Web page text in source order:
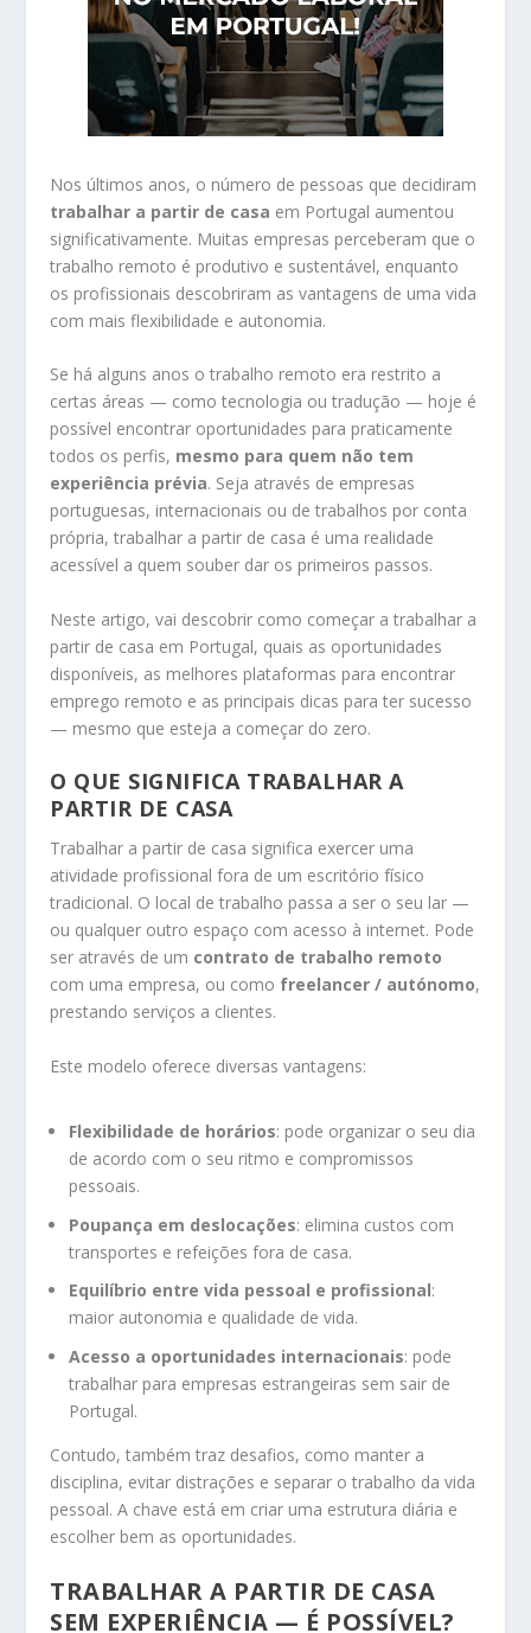
Nos últimos anos, o número de pessoas que decidiram
trabalhar a partir de casa em Portugal aumentou
significativamente. Muitas empresas perceberam que o
trabalho remoto é produtivo e sustentável, enquanto
os profissionais descobriram as vantagens de uma vida
com mais flexibilidade e autonomia.
Se há alguns anos o trabalho remoto era restrito a
certas áreas — como tecnologia ou tradução — hoje é
possível encontrar oportunidades para praticamente
todos os perfis, mesmo para quem não tem
experiência prévia. Seja através de empresas
portuguesas, internacionais ou de trabalhos por conta
própria, trabalhar a partir de casa é uma realidade
acessível a quem souber dar os primeiros passos.
Neste artigo, vai descobrir como começar a trabalhar a
partir de casa em Portugal, quais as oportunidades
disponíveis, as melhores plataformas para encontrar
emprego remoto e as principais dicas para ter sucesso
— mesmo que esteja a começar do zero.
O QUE SIGNIFICA TRABALHAR A
PARTIR DE CASA
Trabalhar a partir de casa significa exercer uma
atividade profissional fora de um escritório físico
tradicional. O local de trabalho passa a ser o seu lar —
ou qualquer outro espaço com acesso à internet. Pode
ser através de um contrato de trabalho remoto
com uma empresa, ou como freelancer / autónomo,
prestando serviços a clientes.
Este modelo oferece diversas vantagens:
Flexibilidade de horários: pode organizar o seu dia
de acordo com o seu ritmo e compromissos
pessoais.
Poupança em deslocações: elimina custos com
transportes e refeições fora de casa.
Equilíbrio entre vida pessoal e profissional:
maior autonomia e qualidade de vida.
Acesso a oportunidades internacionais: pode
trabalhar para empresas estrangeiras sem sair de
Portugal.
Contudo, também traz desafios, como manter a
disciplina, evitar distrações e separar o trabalho da vida
pessoal. A chave está em criar uma estrutura diária e
escolher bem as oportunidades.
TRABALHAR A PARTIR DE CASA
SEM EXPERIÊNCIA — É POSSÍVEL?